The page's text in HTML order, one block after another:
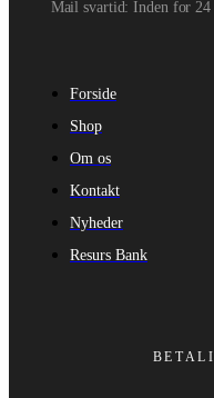
Mail svartid: Inden for 24
Forside
Shop
Om os
Kontakt
Nyheder
Resurs Bank